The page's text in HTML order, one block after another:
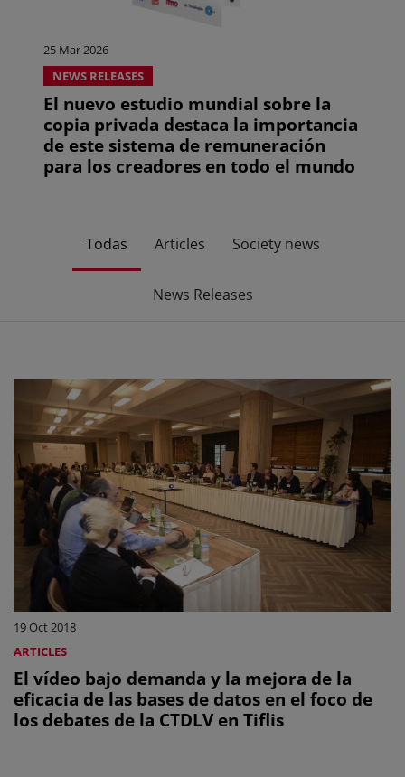
25 Mar 2026
NEWS RELEASES
El nuevo estudio mundial sobre la
copia privada destaca la importancia
de este sistema de remuneración
para los creadores en todo el mundo
Todas Articles Society news
News Releases
19 Oct 2018
ARTICLES
El vídeo bajo demanda y la mejora de la
eficacia de las bases de datos en el foco de
los debates de la CTDLV en Tiflis